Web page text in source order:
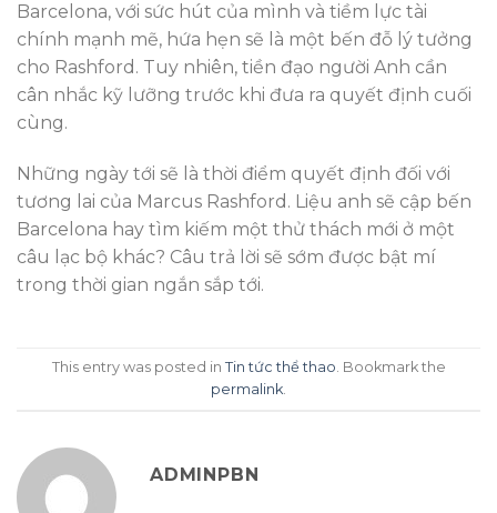
Barcelona, với sức hút của mình và tiềm lực tài
chính mạnh mẽ, hứa hẹn sẽ là một bến đỗ lý tưởng
cho Rashford. Tuy nhiên, tiền đạo người Anh cần
cân nhắc kỹ lưỡng trước khi đưa ra quyết định cuối
cùng.
Những ngày tới sẽ là thời điểm quyết định đối với
tương lai của Marcus Rashford. Liệu anh sẽ cập bến
Barcelona hay tìm kiếm một thử thách mới ở một
câu lạc bộ khác? Câu trả lời sẽ sớm được bật mí
trong thời gian ngắn sắp tới.
This entry was posted in Tin tức thể thao . Bookmark the
permalink
ADMINPBN